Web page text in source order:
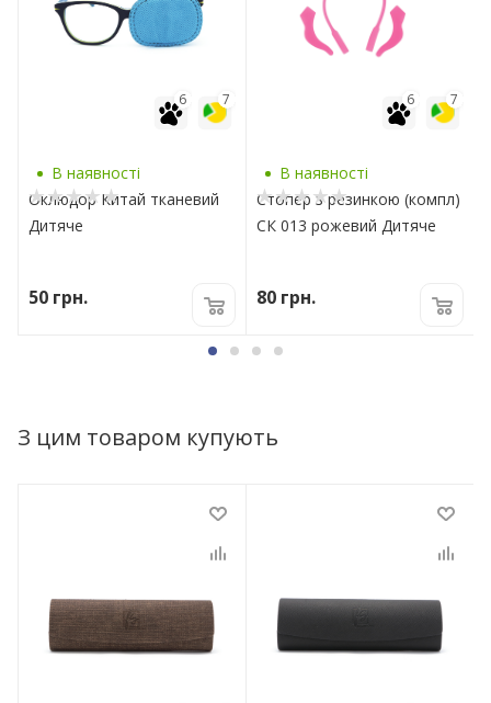
7
6
В наявності
Оклюдор Китай тканевий
Дитяче
50 грн.
7
6
В наявності
Стопер з резинкою (компл)
СК 013 рожевий Дитяче
80 грн.
З цим товаром купують